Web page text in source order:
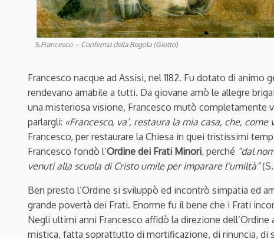
S.Francesco – Conferma della Regola (Giotto)
Francesco nacque ad Assisi, nel 1182. Fu dotato di
rendevano amabile a tutti. Da giovane amò le allegre
una misteriosa visione, Francesco mutò completamente
parlargli: «Francesco, va’, restaura la mia casa, che,
Francesco, per restaurare la Chiesa in quei tristissimi
Francesco fondò l’Ordine dei Frati Minori, perché “dal
venuti alla scuola di Cristo umile per imparare l’umiltà”
Ben presto l’Ordine si sviluppò ed incontrò simpatia ed
grande povertà dei Frati. Enorme fu il bene che i Frati
Negli ultimi anni Francesco affidò la direzione dell’Ordine
mistica, fatta soprattutto di mortificazione, di rinuncia, di